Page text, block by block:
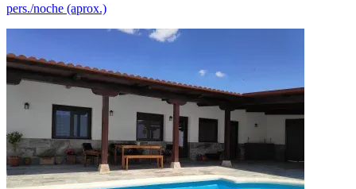
pers./noche (aprox.)